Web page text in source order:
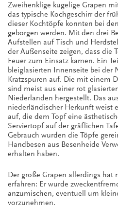
Zweihenklige kugelige Grapen
das typische Kochgeschirr der
dieser Kochtöpfe konnten bei
geborgen werden. Mit den drei
Aufstellen auf Tisch und
der Außenseite zeigen, dass die
Feuer zum Einsatz kamen. Ein
bleiglasierten Innenseite bei der
Kratzspuren auf. Die mit einem
sind meist aus einer rot
Niederlanden hergestellt. Das
niederländischer Herkunft weist
auf, die dem Topf eine
Serviertopf auf der gräflichen
Gebrauch wurden die Töpfe
Handbesen aus Besenheide
erhalten haben.
Der große Grapen allerdings hat
erfahren: Er wurde
anzumischen, eventuell um
vorzunehmen.